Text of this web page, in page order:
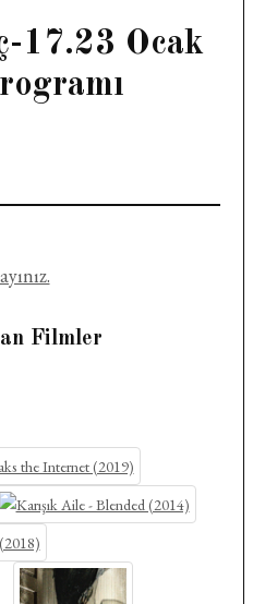
17.23 Ocak
Filmler